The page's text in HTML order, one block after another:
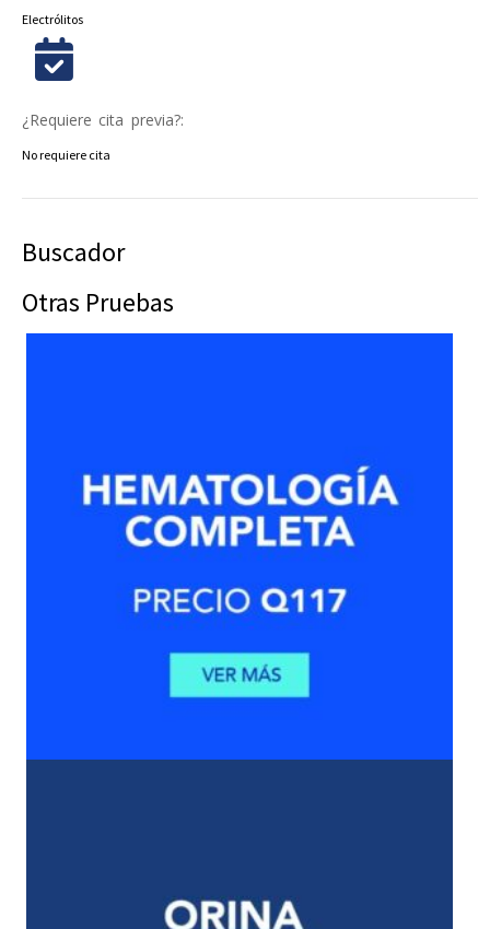
Electrólitos
¿Requiere cita previa?:
No requiere cita
Buscador
Otras Pruebas